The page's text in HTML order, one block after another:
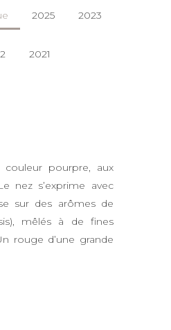
2025 2023
2021
pourpre, aux
nez s’exprime avec
sur des arômes de
mêlés à de fines
rouge d’une grande